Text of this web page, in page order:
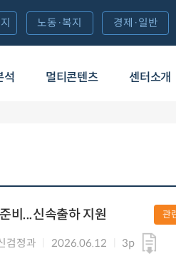
석 멀티콘텐츠 센터소개
노동·복지 경제·일반
비...신속출하 지원
검정과 2026.06.12 3p
관